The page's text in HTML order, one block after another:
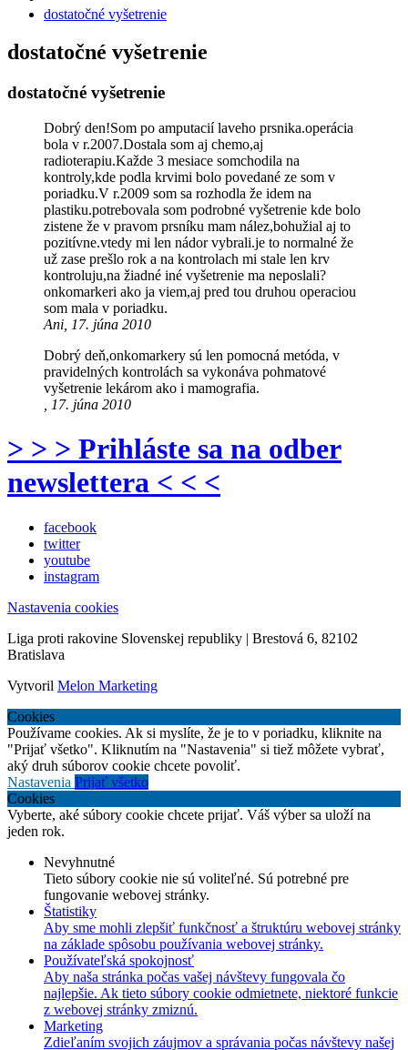
dostatočné vyšetrenie
dostatočné vyšetrenie
dostatočné vyšetrenie
Dobrý den!Som po amputacií laveho prsnika.operácia
bola v r.2007.Dostala som aj chemo,aj
radioterapiu.Každe 3 mesiace somchodila na
kontroly,kde podla krvimi bolo povedané ze som v
poriadku.V r.2009 som sa rozhodla že idem na
plastiku.potrebovala som podrobné vyšetrenie kde bolo
zistene že v pravom prsníku mam nález,bohužial aj to
pozitívne.vtedy mi len nádor vybrali.je to normalné že
už zase prešlo rok a na kontrolach mi stale len krv
kontroluju,na žiadné iné vyšetrenie ma neposlali?
onkomarkeri ako ja viem,aj pred tou druhou operaciou
som mala v poriadku.
Ani, 17. júna 2010
Dobrý deň,onkomarkery sú len pomocná metóda, v
pravidelných kontrolách sa vykonáva pohmatové
vyšetrenie lekárom ako i mamografia.
, 17. júna 2010
> > > Prihláste sa na odber
newslettera < < <
facebook
twitter
youtube
instagram
Nastavenia cookies
Liga proti rakovine Slovenskej republiky | Brestová 6, 82102
Bratislava
Vytvoril Melon Marketing
Cookies
Používame cookies. Ak si myslíte, že je to v poriadku, kliknite na
"Prijať všetko". Kliknutím na "Nastavenia" si tiež môžete vybrať,
aký druh súborov cookie chcete povoliť.
Nastavenia Prijať všetko
Cookies
Vyberte, aké súbory cookie chcete prijať. Váš výber sa uloží na
jeden rok.
Nevyhnutné
Tieto súbory cookie nie sú voliteľné. Sú potrebné pre
fungovanie webovej stránky.
Štatistiky
Aby sme mohli zlepšiť funkčnosť a štruktúru webovej stránky
na základe spôsobu používania webovej stránky.
Používateľská spokojnosť
Aby naša stránka počas vašej návštevy fungovala čo
najlepšie. Ak tieto súbory cookie odmietnete, niektoré funkcie
z webovej stránky zmiznú.
Marketing
Zdieľaním svojich záujmov a správania počas návštevy našej